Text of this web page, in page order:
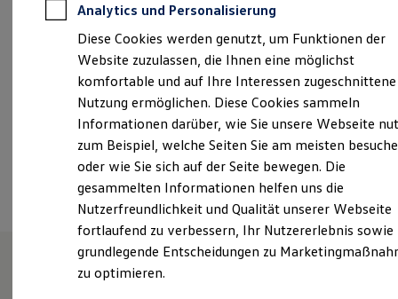
Für Gewerbekunden
Profi Paket
TopDeal
Gebrauchtwagen
ProfiPartner für Gebrauchtwagen
Zertifizierte Gebrauchtwagen
Finanzierung
Für Privatkunden
Für Gewerbekunden
Leasing
Für Privatkunden
Für Gewerbekunden
Versicherungen & Garantien
Garantien
Kfz-Versicherung für Nutzfahrzeuge
Restschuldversicherung
Wartungsverträge
Besitzer & Service
+49 34772 8560
Samstag
13:00
Ansprechpartner
Termin vereinbaren
Analytics und Personalisierung
Diese Cookies werden genutzt, um Funktionen der
Website zuzulassen, die Ihnen eine möglichst
komfortable und auf Ihre Interessen zugeschnittene
Nutzung ermöglichen. Diese Cookies sammeln
Informationen darüber, wie Sie unsere Webseite
zum Beispiel, welche Seiten Sie am meisten
oder wie Sie sich auf der Seite bewegen. Die
gesammelten Informationen helfen uns die
Nutzerfreundlichkeit und Qualität unserer Webseite
fortlaufend zu verbessern, Ihr Nutzererlebnis sowie
grundlegende Entscheidungen zu
zu optimieren.